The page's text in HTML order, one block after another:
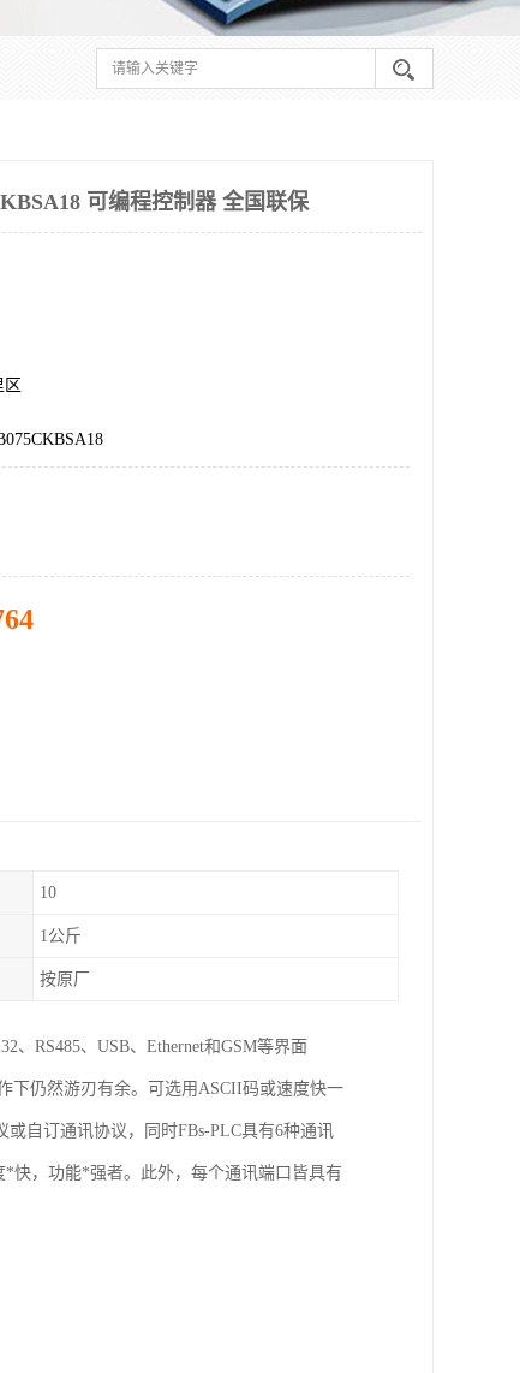
可编程控制器 全国联保
区
10
1公斤
按原厂
、RS485、USB、Ethernet和GSM等界面
下仍然游刃有余。可选用ASCII码或速度快一
自订通讯协议，同时FBs-PLC具有6种通讯
快，功能*强者。此外，每个通讯端口皆具有